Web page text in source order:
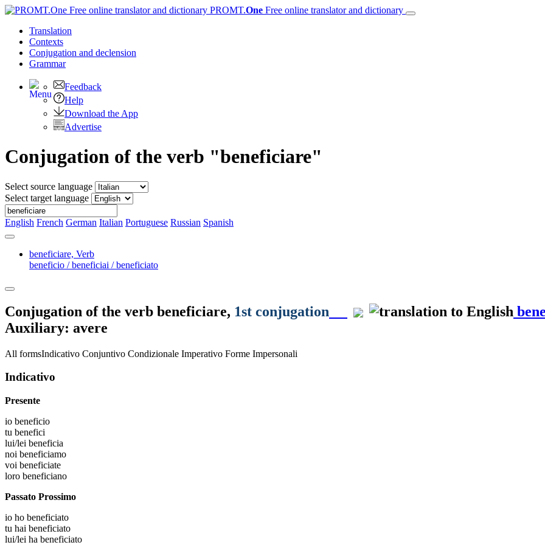
PROMT.One Free online translator and dictionary
Translation
Contexts
Conjugation and declension
Grammar
Feedback
Help
Download the App
Advertise
Conjugation of the verb "beneficiare"
Select source language
Select target language
English French German Italian Portuguese Russian Spanish
beneficiare, Verb
beneficio / beneficiai / beneficiato
Conjugation of the verb beneficiare, 1st conjugation
Auxiliary: avere
All formsIndicativo Conjuntivo Condizionale Imperativo Forme Impersonali
Indicativo
Presente
io beneficio
tu benefici
lui/lei beneficia
noi beneficiamo
voi beneficiate
loro beneficiano
Passato Prossimo
io ho beneficiato
tu hai beneficiato
lui/lei ha beneficiato